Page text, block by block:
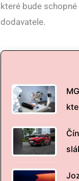
které bude
dodavatele.